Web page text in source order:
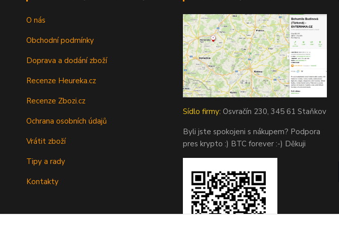
O nás
Obchodní podmínky
Doprava a dodání zboží
Recenze Heureka.cz
Recenze Zbozi.cz
Ochrana osobních údajů
Vrátit zboží
Tipy a rady
Kontakty
Sídlo firmy: Osvračín 230, 345 61 Staňkov
Byli jste spokojeni s nákupem? Podpora
pres krypto :) BTC forever :-) Děkuji